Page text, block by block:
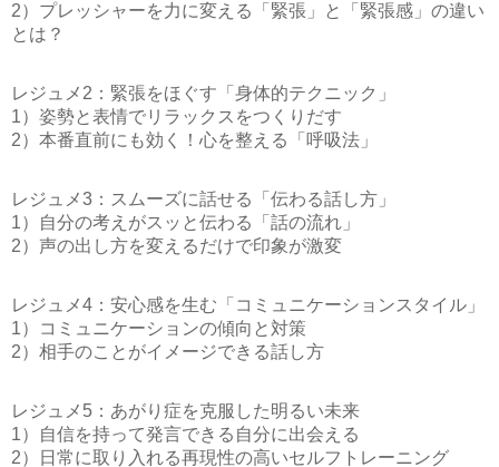
2）プレッシャーを力に変える「緊張」と「緊張感」の違い
とは？
レジュメ2：緊張をほぐす「身体的テクニック」
1）姿勢と表情でリラックスをつくりだす
2）本番直前にも効く！心を整える「呼吸法」
レジュメ3：スムーズに話せる「伝わる話し方」
1）自分の考えがスッと伝わる「話の流れ」
2）声の出し方を変えるだけで印象が激変
レジュメ4：安心感を生む「コミュニケーションスタイル」
1）コミュニケーションの傾向と対策
2）相手のことがイメージできる話し方
レジュメ5：あがり症を克服した明るい未来
1）自信を持って発言できる自分に出会える
2）日常に取り入れる再現性の高いセルフトレーニング